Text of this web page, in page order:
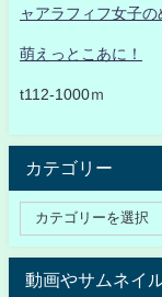
ャアラフィフ女子
萌えっとこあに！
t112-1000ｍ
カテゴリー
動画やサムネイ